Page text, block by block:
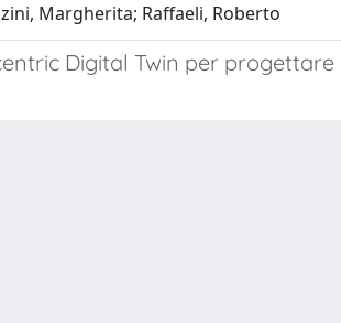
Margherita; Raffaeli, Roberto
Digital Twin per